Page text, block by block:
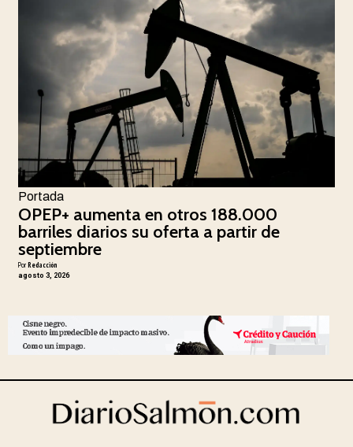
Portada
OPEP+ aumenta en otros 188.000
barriles diarios su oferta a partir de
septiembre
PorRedacción
agosto 3, 2026